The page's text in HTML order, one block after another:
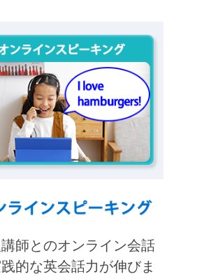
師とのオンライン会話
的な英会話力が伸びま